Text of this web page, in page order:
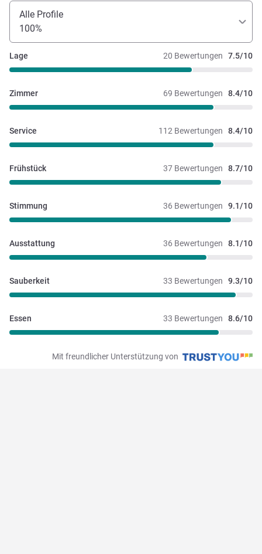
Alle Profile
100%
20 Bewertungen 7.5/10
Lage
69 Bewertungen 8.4/10
Zimmer
112 Bewertungen 8.4/10
Service
37 Bewertungen 8.7/10
Frühstück
36 Bewertungen 9.1/10
Stimmung
36 Bewertungen 8.1/10
Ausstattung
33 Bewertungen 9.3/10
Sauberkeit
33 Bewertungen 8.6/10
Essen
Mit freundlicher Unterstützung von